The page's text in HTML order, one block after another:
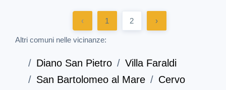
‹ 1 2 ›
Altri comuni nelle vicinanze:
Diano San Pietro
Villa Faraldi
San Bartolomeo al Mare
Cervo